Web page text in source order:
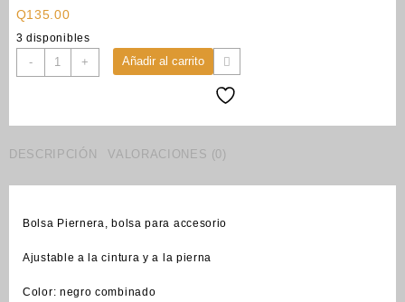
Q135.00
3 disponibles
-
bolsa
piernera
+ Añadir al carrito
DESCRIPCIÓN VALORACIONES (0)
Bolsa Piernera, bolsa para accesorio
Ajustable a la cintura y a la pierna
Color: negro combinado